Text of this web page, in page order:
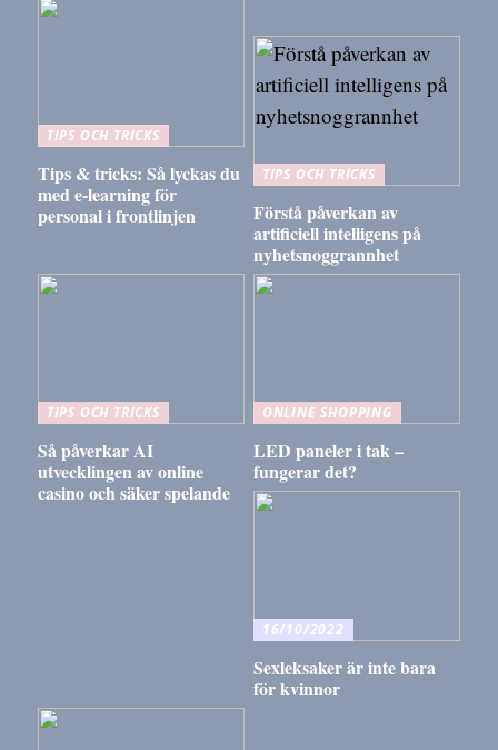
TIPS OCH TRICKS
Tips & tricks: Så lyckas du
med e-learning för
personal i frontlinjen
TIPS OCH TRICKS
Förstå påverkan av
artificiell intelligens på
nyhetsnoggrannhet
TIPS OCH TRICKS
Så påverkar AI
utvecklingen av online
casino och säker spelande
ONLINE SHOPPING
LED paneler i tak –
fungerar det?
16/10/2022
Sexleksaker är inte bara
för kvinnor